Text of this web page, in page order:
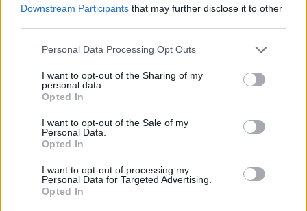
Downstream Participants that may further disclose it to other
Please note that this website/app uses one or more Google
not limited to your visit or usage behaviour. You may click to
grant or deny consent to Google and its third-party tags to
use your data for below specified purposes in below Google
consent section.
Personal Data Processing Opt Outs
I want to opt-out of the Sharing of my
personal data.
Opted In
I want to opt-out of the Sale of my
Personal Data.
Opted In
I want to opt-out of processing my
Personal Data for Targeted Advertising.
Opted In